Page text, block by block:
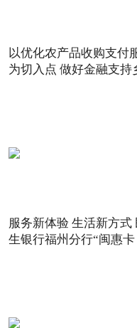
以优化农产品收购支付
为切入点 做好金融支持
服务新体验 生活新方式
生银行福州分行“闽惠卡